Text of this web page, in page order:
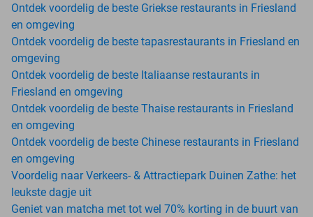
Ontdek voordelig de beste Griekse restaurants in Friesland
en omgeving
Ontdek voordelig de beste tapasrestaurants in Friesland en
omgeving
Ontdek voordelig de beste Italiaanse restaurants in
Friesland en omgeving
Ontdek voordelig de beste Thaise restaurants in Friesland
en omgeving
Ontdek voordelig de beste Chinese restaurants in Friesland
en omgeving
Voordelig naar Verkeers- & Attractiepark Duinen Zathe: het
leukste dagje uit
Geniet van matcha met tot wel 70% korting in de buurt van